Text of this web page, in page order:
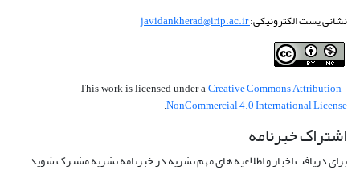
نشانی پست الکترونیکی:javidankherad@irip.ac.ir
This work is licensed under a Creative Commons Attribution-
NonCommercial 4.0 International License
اشتراک خبرنامه
برای دریافت اخبار و اطلاعیه های مهم نشریه در خبرنامه نشریه مشترک شوید.